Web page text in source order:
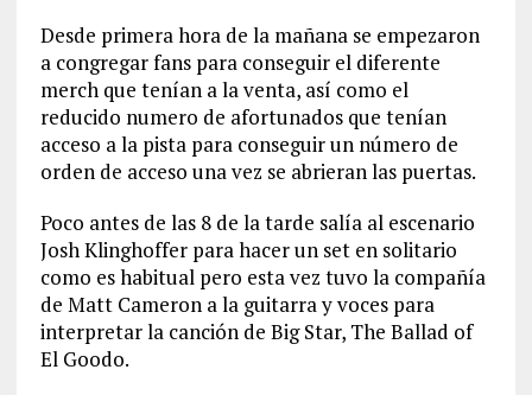
Desde primera hora de la mañana se empezaron
a congregar fans para conseguir el diferente
merch que tenían a la venta, así como el
reducido numero de afortunados que tenían
acceso a la pista para conseguir un número de
orden de acceso una vez se abrieran las puertas.
Poco antes de las 8 de la tarde salía al escenario
Josh Klinghoffer para hacer un set en solitario
como es habitual pero esta vez tuvo la compañía
de Matt Cameron a la guitarra y voces para
interpretar la canción de Big Star, The Ballad of
El Goodo.